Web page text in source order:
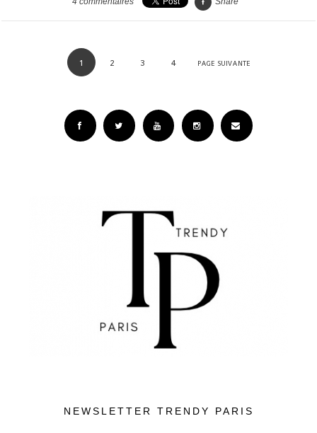
1 2 3 4 PAGE SUIVANTE
NEWSLETTER TRENDY PARIS